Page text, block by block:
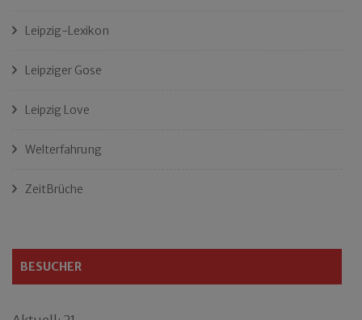
Leipzig-Lexikon
Leipziger Gose
Leipzig Love
Welterfahrung
ZeitBrüche
BESUCHER